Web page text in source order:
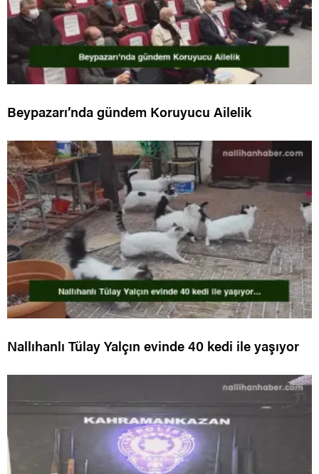
Beypazarı’nda gündem Koruyucu Ailelik
Nallıhanlı Tülay Yalçın evinde 40 kedi ile yaşıyor